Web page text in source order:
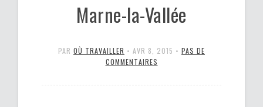
Marne-la-Vallée
PAR OÙ TRAVAILLER • AVR 8, 2015 • PAS DE
COMMENTAIRES